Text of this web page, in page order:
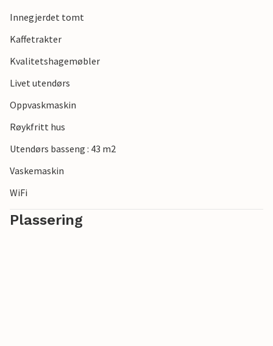
Innegjerdet tomt
Kaffetrakter
Kvalitetshagemøbler
Livet utendørs
Oppvaskmaskin
Røykfritt hus
Utendørs basseng : 43 m2
Vaskemaskin
WiFi
Plassering